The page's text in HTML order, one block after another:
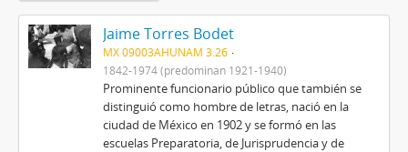
Jaime Torres Bodet
MX 09003AHUNAM 3.26
1842-1974 (predominan 1921-1940)
Prominente funcionario público que también se
distinguió como hombre de letras, nació en la
ciudad de México en 1902 y se formó en las
escuelas Preparatoria, de Jurisprudencia y de